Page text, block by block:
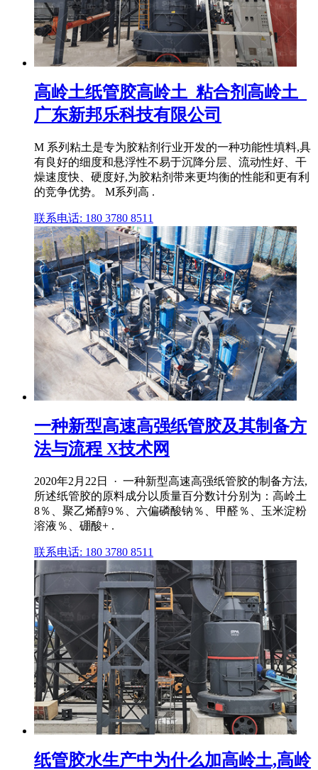
高岭土纸管胶高岭土_粘合剂高岭土_
广东新邦乐科技有限公司
M 系列粘土是专为胶粘剂行业开发的一种功能性填料,具
有良好的细度和悬浮性不易于沉降分层、流动性好、干
燥速度快、硬度好,为胶粘剂带来更均衡的性能和更有利
的竞争优势。 M系列高 .
联系电话: 180 3780 8511
一种新型高速高强纸管胶及其制备方
法与流程 X技术网
2020年2月22日 · 一种新型高速高强纸管胶的制备方法,
所述纸管胶的原料成分以质量百分数计分别为：高岭土
8％、聚乙烯醇9％、六偏磷酸钠％、甲醛％、玉米淀粉
溶液％、硼酸+ .
联系电话: 180 3780 8511
纸管胶水生产中为什么加高岭土,高岭